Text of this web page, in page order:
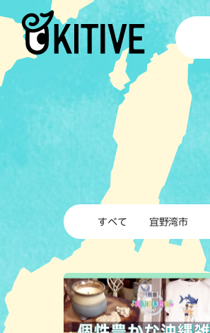
すべて 宜野湾市